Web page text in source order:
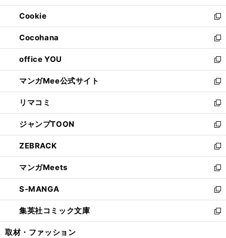
開
く
ウ
で
開
く
ン
ド
ウ
で
開
く
ウ
ィ
ン
ド
ウ
で
開
く
Cookie
新
し
い
ウ
ィ
ン
ド
ウ
で
開
く
Cocohana
新
し
い
ウ
ィ
ン
ド
ウ
で
開
く
office YOU
新
し
い
ウ
ィ
ン
ド
ウ
で
開
く
マンガMee公式サイト
新
し
い
ウ
ィ
ン
ド
ウ
で
開
く
リマコミ
新
し
い
ウ
ィ
ン
ド
ウ
で
開
く
ジャンプTOON
新
し
い
ウ
ィ
ン
ド
ウ
で
開
ZEBRACK
新
し
い
ウ
ィ
ン
ド
ウ
マンガMeets
新
し
い
ウ
ィ
ン
S-MANGA
新
し
い
ウ
集英社コミック文庫
新
し
取材・ファッション